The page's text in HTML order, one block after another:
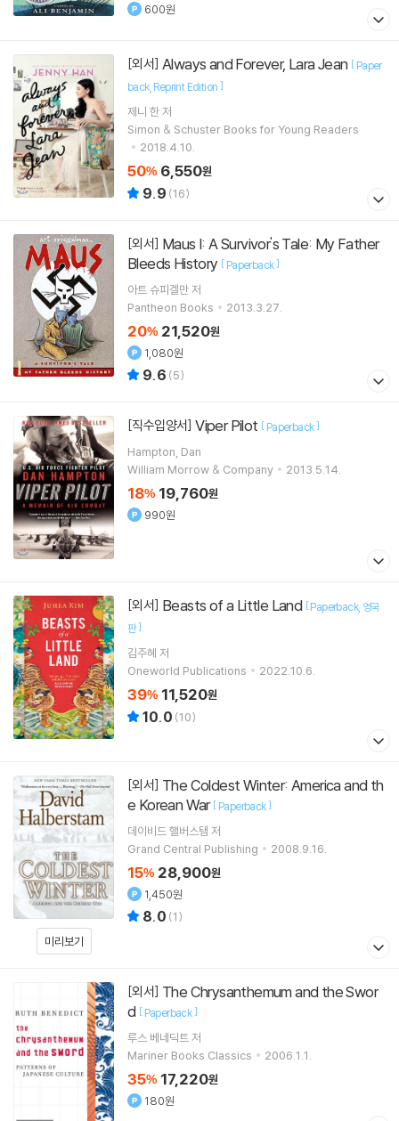
600원
[외서] Always and Forever, Lara Jean [ Paper
back Reprint Edition ]
제니 한저
Simon & Schuster Books for Young Readers
2018.4.10.
50% 6,550원
9.9 (16)
[외서]
Bleeds History [ Paperback]
아트 슈피겔만저
Pantheon Books
2013.3.27.
20% 21,520원
1,080원
9.6 (5)
[직수입양서] Viper Pilot [ Paperback]
Hampton, Dan
William Morrow & Company
2013.5.14.
18% 19,760원
990원
[외서] Beasts of a Little Land [Paperback 영국
판]
김주혜 저
Oneworld Publications
2022.10.6.
39% 11,520원
10.0 (10)
미리보기
[외서]
e Korean War [ Paperback]
데이비드 핼버스탬 저
Grand Central Publishing
2008.9.16.
15% 28,900원
1,450원
8.0 (1)
[외서]
d [ Paperback]
루스 베네딕트 저
Mariner Books Classics
2006.1.1.
35% 17,220원
180원